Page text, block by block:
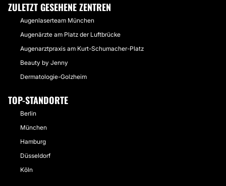
ZULETZT GESEHENE ZENTREN
Augenlaserteam München
Augenärzte am Platz der Luftbrücke
Augenarztpraxis am Kurt-Schumacher-Platz
Beauty by Jenny
Dermatologie-Golzheim
TOP-STANDORTE
Berlin
München
Hamburg
Düsseldorf
Köln